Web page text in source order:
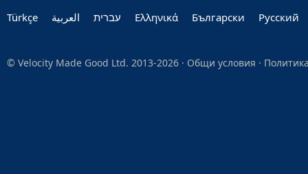
Türkçe
العربية‏ עברית‏ Ελληνικά Български Руccкий
© Velocity Made Good Ltd. 2013-2026 · Общи условия ·